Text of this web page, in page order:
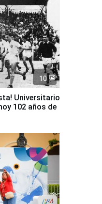
10
Universitario
102 años de